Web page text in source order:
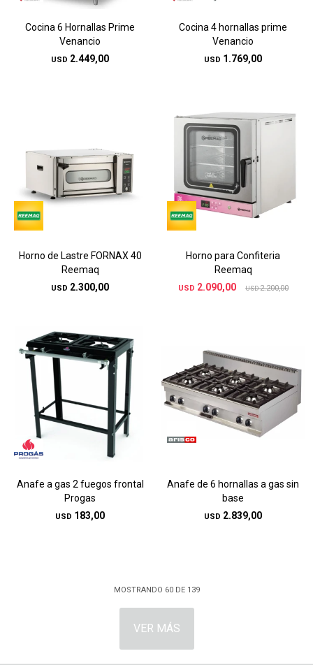
Cocina 6 Hornallas Prime
Venancio
USD 2.449,00
Cocina 4 hornallas prime
Venancio
USD 1.769,00
Horno de Lastre FORNAX 40
Reemaq
USD 2.300,00
Horno para Confiteria
Reemaq
USD 2.090,00 USD 2.200,00
Anafe a gas 2 fuegos frontal
Progas
USD 183,00
Anafe de 6 hornallas a gas sin
base
USD 2.839,00
MOSTRANDO 60DE 139
VER MÁS